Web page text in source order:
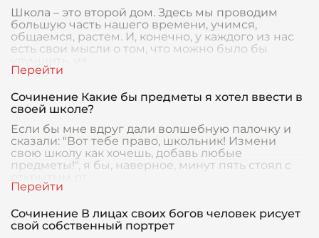
Школа – это второй дом. Здесь мы проводим
большую часть нашего времени, учимся,
общаемся, растем. И, конечно, у каждого из нас
есть свои мысли о том, что можно было бы
Сочинение Какие бы предметы я хотел ввести в
своей школе?
Если бы мне вдруг дали волшебную палочку и
сказали: "Вот тебе право, школьник! Измени
свою школу как хочешь, добавь любые
предметы!", я бы, наверное, минут пять стоял с
Сочинение В лицах своих богов человек рисует
свой собственный портрет